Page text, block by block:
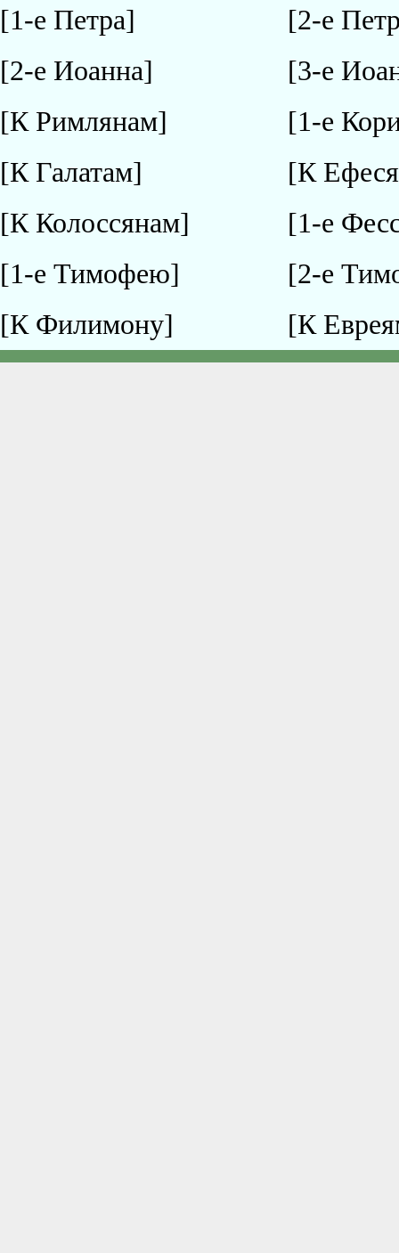
[1-е Петра]
[2-е
[2-е Иоанна]
[3-е
[К Римлянам]
[1-е
[К Галатам]
[К
[К Колоссянам]
[1-е
[1-е Тимофею]
[2-е
[К Филимону]
[К